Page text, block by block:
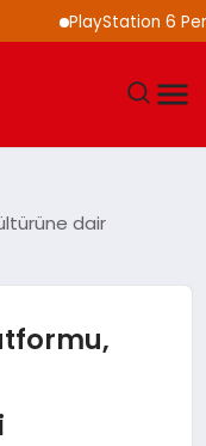
PlayStation 6
dair